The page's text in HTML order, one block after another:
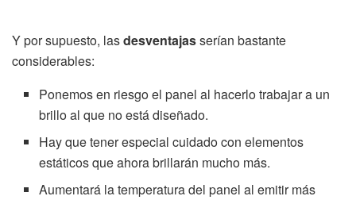
Y por supuesto, lasdesventajasserían bastante
considerables:
Ponemos en riesgo el panel al hacerlo trabajar a un
brillo al que no está diseñado.
Hay que tener especial cuidado con elementos
estáticos que ahora brillarán mucho más.
Aumentará la temperatura del panel al emitir más